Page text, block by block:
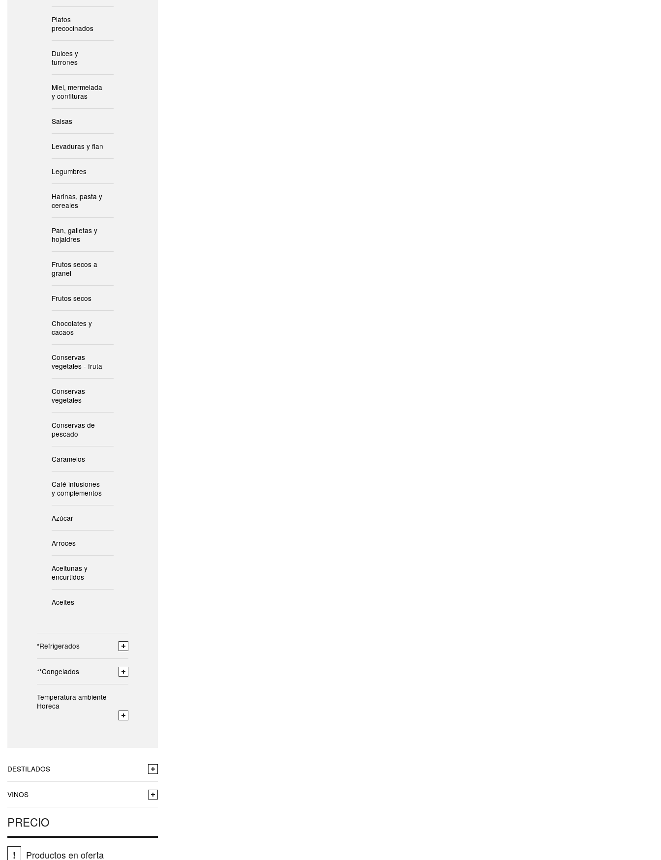
Platos
precocinados
Dulces y
turrones
Miel, mermelada
y confituras
Salsas
Levaduras y flan
Legumbres
Harinas, pasta y
cereales
Pan, galletas y
hojaldres
Frutos secos a
granel
Frutos secos
Chocolates y
cacaos
Conservas
vegetales - fruta
Conservas
vegetales
Conservas de
pescado
Caramelos
Café infusiones
y complementos
Azúcar
Arroces
Aceitunas y
encurtidos
Aceites
*Refrigerados
**Congelados
Temperatura ambiente-
Horeca
DESTILADOS
VINOS
PRECIO
! Productos en oferta